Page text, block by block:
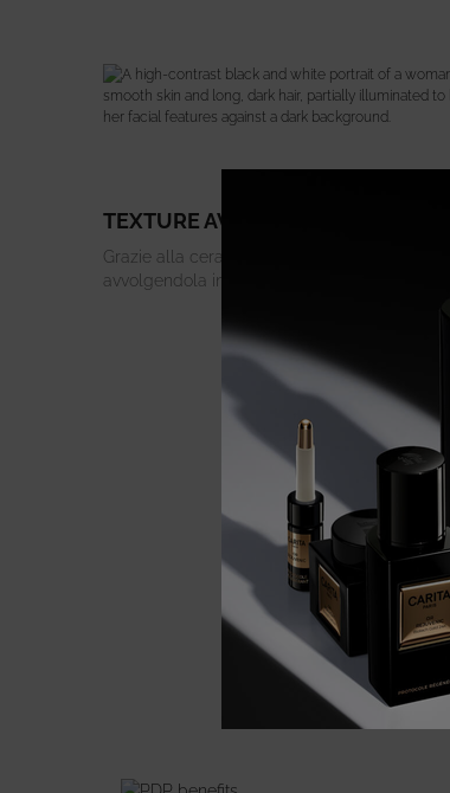
TEXTURE AVVOLGENTE EFFETTO
Grazie alla cera cristallina, il prodotto si
avvolgendola in un velo rassodante.